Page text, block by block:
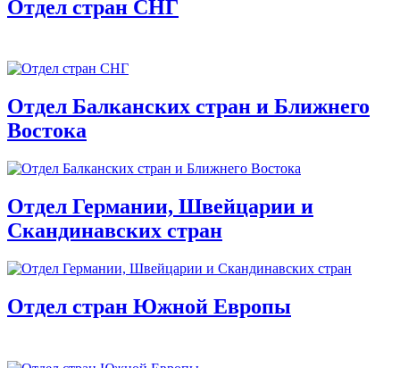
Отдел стран СНГ
Отдел Балканских стран и Ближнего
Востока
Отдел Германии, Швейцарии и
Скандинавских стран
Отдел стран Южной Европы